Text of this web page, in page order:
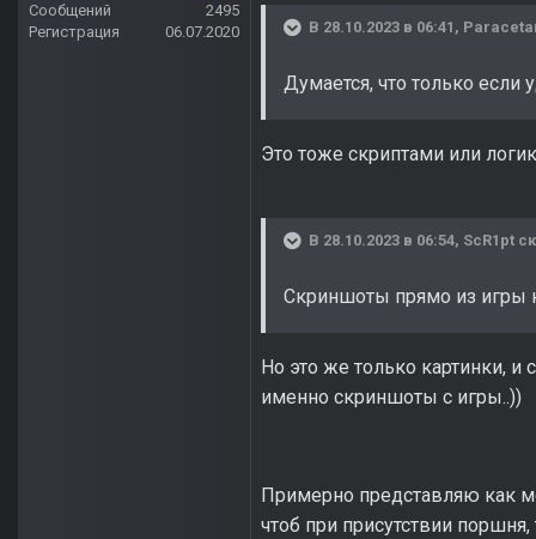
Сообщений
2495
Регистрация
06.07.2020 В 28.10.2023 в 06:41,
Думается, что только если
Это тоже скриптами или
В 28.10.2023 в 06:54, ScR1pt
Скриншоты прямо из игры
Но это же только картинки, и
именно скриншоты с игры..))
Примерно представляю как
чтоб при присутствии